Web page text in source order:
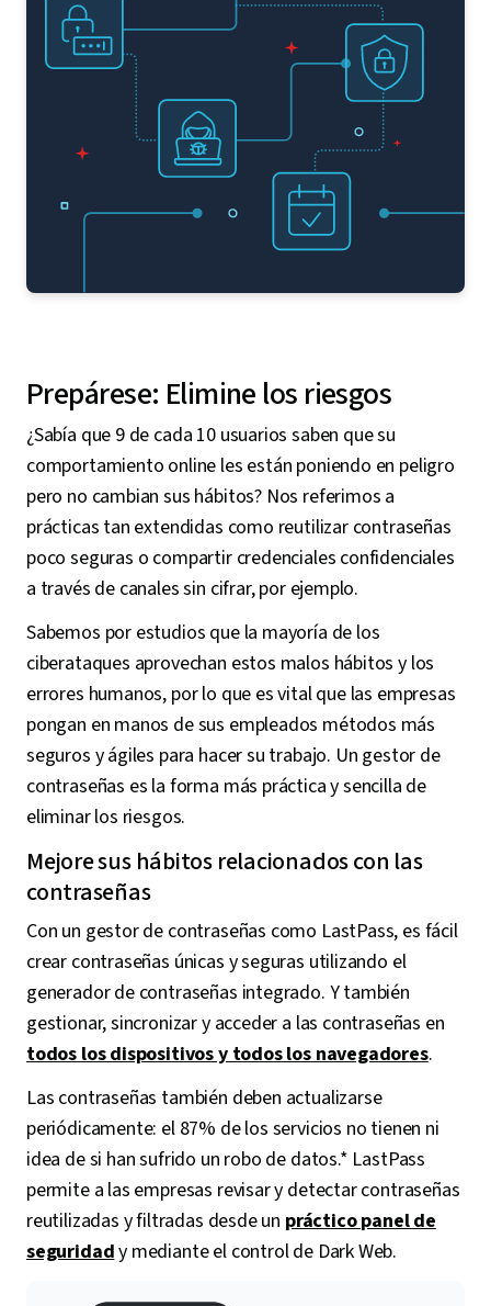
Prepárese: Elimine los riesgos
¿Sabía que 9 de cada 10 usuarios saben que su
comportamiento online les están poniendo en peligro
pero no cambian sus hábitos? Nos referimos a
prácticas tan extendidas como reutilizar contraseñas
poco seguras o compartir credenciales confidenciales
a través de canales sin cifrar, por ejemplo.
Sabemos por estudios que la mayoría de los
ciberataques aprovechan estos malos hábitos y los
errores humanos, por lo que es vital que las empresas
pongan en manos de sus empleados métodos más
seguros y ágiles para hacer su trabajo. Un gestor de
contraseñas es la forma más práctica y sencilla de
eliminar los riesgos.
Mejore sus hábitos relacionados con las
contraseñas
Con un gestor de contraseñas como LastPass, es fácil
crear contraseñas únicas y seguras utilizando el
generador de contraseñas integrado. Y también
gestionar, sincronizar y acceder a las contraseñas en
todos los dispositivos y todos los navegadores.
Las contraseñas también deben actualizarse
periódicamente: el 87% de los servicios no tienen ni
idea de si han sufrido un robo de datos.* LastPass
permite a las empresas revisar y detectar contraseñas
reutilizadas y filtradas desde un práctico panel de
seguridady mediante el control de Dark Web.